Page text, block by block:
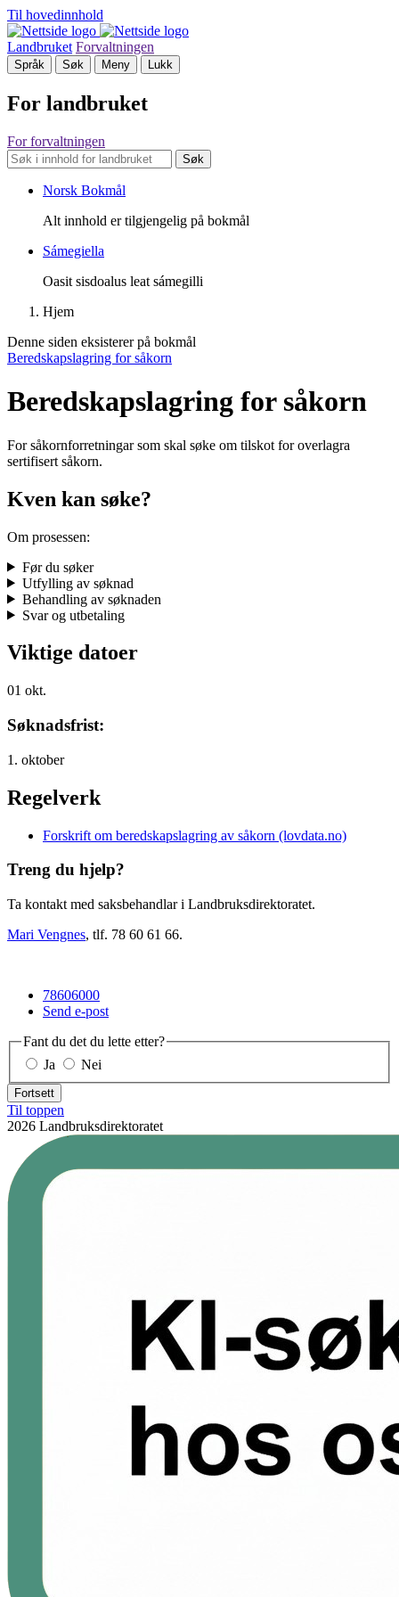
Til hovedinnhold
Landbruket Forvaltningen
Språk Søk Meny Lukk
For landbruket
For forvaltningen
Søk
Norsk Bokmål
Alt innhold er tilgjengelig på bokmål
Sámegiella
Oasit sisdoalus leat sámegilli
Hjem
Denne siden eksisterer på bokmål
Beredskapslagring for såkorn
Beredskapslagring for såkorn
For såkornforretningar som skal søke om tilskot for overlagra
sertifisert såkorn.
Kven kan søke?
Om prosessen:
Før du søker
Utfylling av søknad
Behandling av søknaden
Svar og utbetaling
Viktige datoer
01 okt.
Søknadsfrist:
1. oktober
Regelverk
Forskrift om beredskapslagring av såkorn (lovdata.no)
Treng du hjelp?
Ta kontakt med saksbehandlar i Landbruksdirektoratet.
Mari Vengnes, tlf. 78 60 61 66.
78606000
Send e-post
Fant du det du lette etter?
Ja
Nei
Fortsett
Til toppen
2026 Landbruksdirektoratet